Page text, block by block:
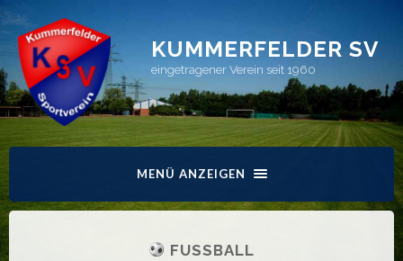
KUMMERFELDER SV
eingetragener Verein seit 1960
MENÜ ANZEIGEN
FUSSBALL